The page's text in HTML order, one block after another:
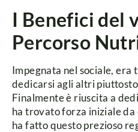
I Benefici del
Percorso
Impegnata nel sociale, era
dedicarsi agli altri piuttosto
Finalmente è riuscita a
ha trovato forza iniziale da
ha fatto questo prezioso